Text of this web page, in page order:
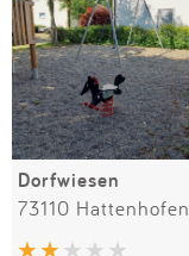
Dorfwiesen
73110 Hattenhofen